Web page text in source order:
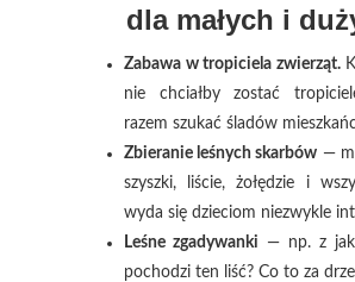
dla małych i
Zabawa w tropiciela zwierząt.
nie chciałby zostać
razem szukać śladów
Zbieranie leśnych skarbów —
szyszki, liście, żołędzie i
wyda się dzieciom niezwykle
Leśne zgadywanki — np. z
pochodzi ten liść? Co to za